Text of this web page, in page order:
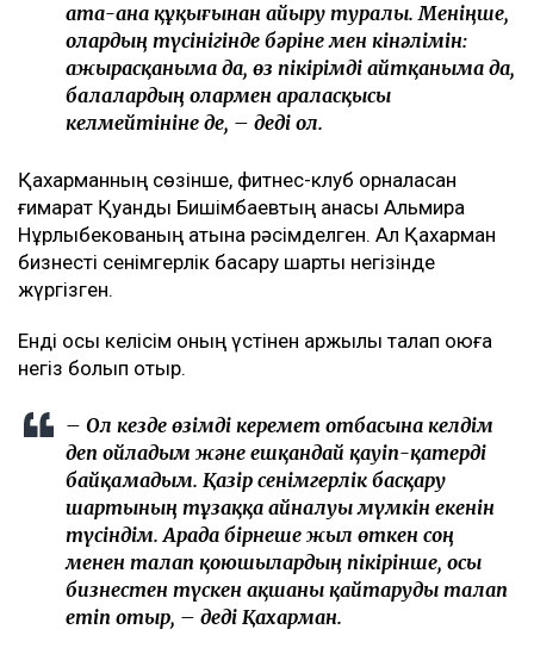
ата-ана құқығынан айыру туралы. Меніңше,
олардың түсінігінде бәріне мен кінәлімін:
ажырасқаныма да, өз пікірімді айтқаныма да,
балалардың олармен араласқысы
келмейтініне де, – деді ол.
Қахарманның сөзінше, фитнес-клуб орналасқан
ғимарат Қуандық Бишімбаевтың анасы Альмира
Нұрлыбекованың атына рәсімделген. Ал Қахарман
бизнесті сенімгерлік басқару шарты негізінде
жүргізген.
Енді осы келісім оның үстінен қаржылық талап қоюға
негіз болып отыр.
– Ол кезде өзімді керемет отбасына келдім
деп ойладым және ешқандай қауіп-қатерді
байқамадым. Қазір сенімгерлік басқару
шартының тұзаққа айналуы мүмкін екенін
түсіндім. Арада бірнеше жыл өткен соң
менен талап қоюшылардың пікірінше, осы
бизнестен түскен ақшаны қайтаруды талап
етіп отыр, – деді Қахарман.